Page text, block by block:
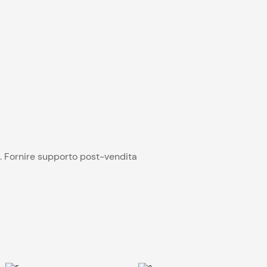
Fornire supporto post-vendita